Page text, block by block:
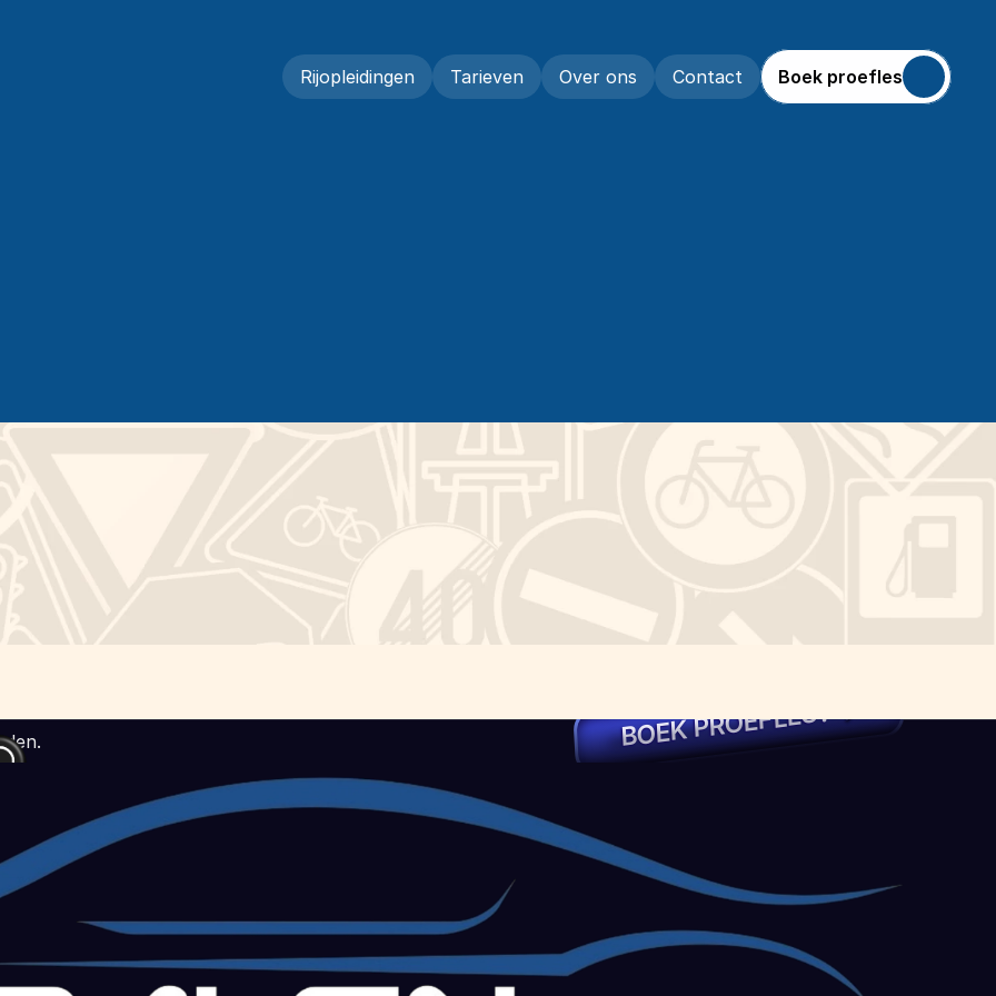
Rijopleidingen
Tarieven
Over ons
Contact
Boek proefles
OEFLES
BOEKPROEFLES?